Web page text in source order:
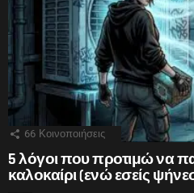
66 Κοινοποιήσεις
5 λόγοι που προτιμώ να
καλοκαίρι (ενώ εσείς